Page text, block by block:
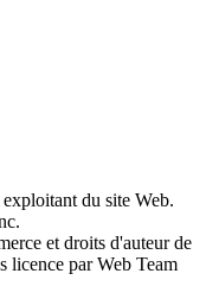
du site Web.
et droits d'auteur de
licence par Web Team